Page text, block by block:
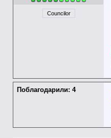
Councilor
Поблагодарили: 4